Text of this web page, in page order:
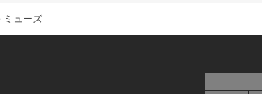
ミューズ